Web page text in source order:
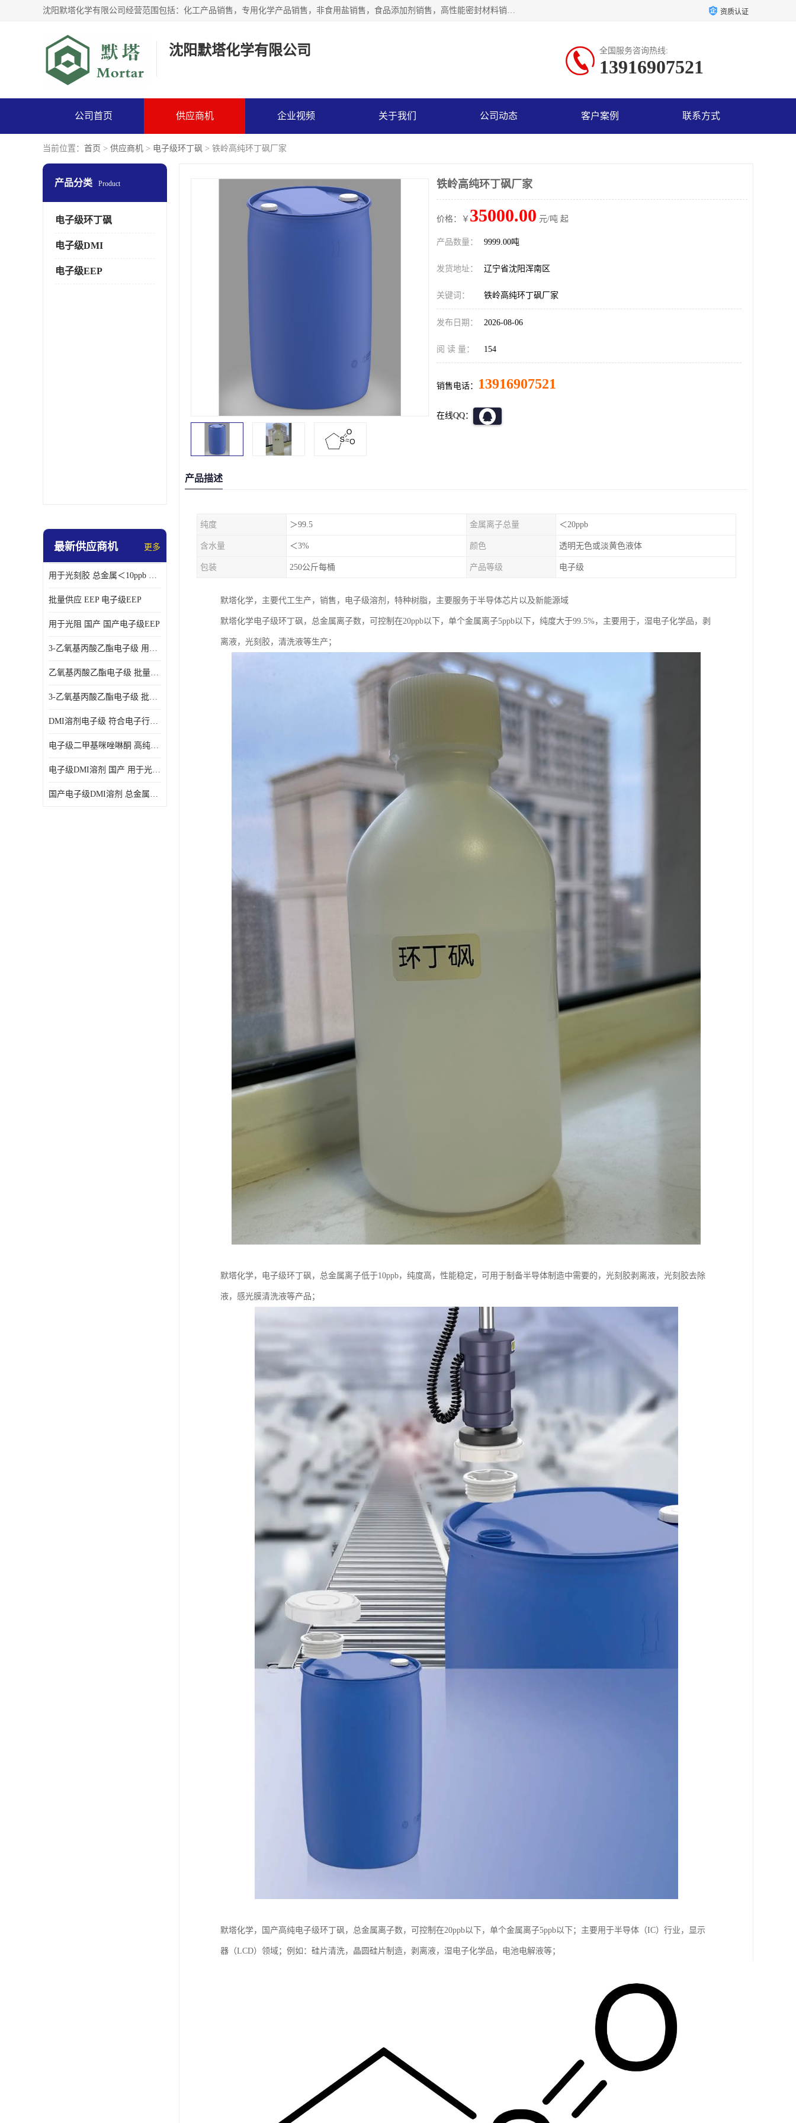
沈阳默塔化学有限公司经营范围包括：化工产品销售，专用化学产品销售，非食用盐销售，食品添加剂销售，高性能密封材料销售，涂料销售，合成材料销售，工程塑料及合成树脂销售等；主要产品有高纯电子级环丁砜，总金属离子可控制在ppb级别、纯度高、颜色浅、耐高温分解时间长，特别适合于半导体制造，硅片晶圆制造，清洗湿电子化学品，锂电池电解液，电子油墨，特种材料等高端行业；也适用于医药合成。 资质认证
沈阳默塔化学有限公司 全国服务咨询热线:
13916907521
公司首页 供应商机 企业视频 关于我们 公司动态 客户案例 联系方式
当前位置： 首页 > 供应商机 > 电子级环丁砜 > 铁岭高纯环丁砜厂家
产品分类 Product
电子级环丁砜
电子级DMI
电子级EEP
最新供应商机 更多
用于光刻胶 总金属＜10ppb 电子级EEP溶剂
批量供应 EEP 电子级EEP
用于光阻 国产 国产电子级EEP
3-乙氧基丙酸乙酯电子级 用于剥离液 国产
乙氧基丙酸乙酯电子级 批量供应 电子级
3-乙氧基丙酸乙酯电子级 批量供应
DMI溶剂电子级 符合电子行业要求
电子级二甲基咪唑啉酮 高纯度 用于光阻
电子级DMI溶剂 国产 用于光刻胶
国产电子级DMI溶剂 总金属小于20ppb 用于半导体清洗
铁岭高纯环丁砜厂家
价格：￥ 35000.00 元/吨 起
产品数量： 9999.00吨
发货地址： 辽宁省沈阳浑南区
关键词： 铁岭高纯环丁砜厂家
发布日期： 2026-08-06
阅 读 量： 154
销售电话： 13916907521
在线QQ：
产品描述
纯度 ＞99.5 金属离子总量 ＜20ppb
含水量 ＜3% 颜色 透明无色或淡黄色液体
包装 250公斤每桶 产品等级 电子级
默塔化学，主要代工生产，销售，电子级溶剂，特种树脂，主要服务于半导体芯片以及新能源域
默塔化学电子级环丁砜，总金属离子数，可控制在20ppb以下，单个金属离子5ppb以下，纯度大于99.5%，主要用于，湿电子化学品，剥
离液，光刻胶，清洗液等生产；
默塔化学，电子级环丁砜，总金属离子低于10ppb，纯度高，性能稳定，可用于制备半导体制造中需要的，光刻胶剥离液，光刻胶去除
液，感光膜清洗液等产品；
默塔化学，国产高纯电子级环丁砜，总金属离子数，可控制在20ppb以下，单个金属离子5ppb以下；主要用于半导体（IC）行业，显示
器（LCD）领域；例如：硅片清洗，晶圆硅片制造，剥离液，湿电子化学品，电池电解液等；